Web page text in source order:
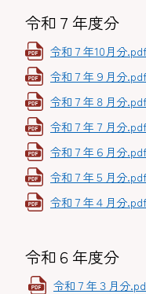
令和７年度分
令和７年10月分.pdf
令和７年９月分.pdf
令和７年８月分.pdf
令和７年７月分.pdf
令和７年６月分.pdf
令和７年５月分.pdf
令和７年４月分.pdf
令和６年度分
令和７年３月分